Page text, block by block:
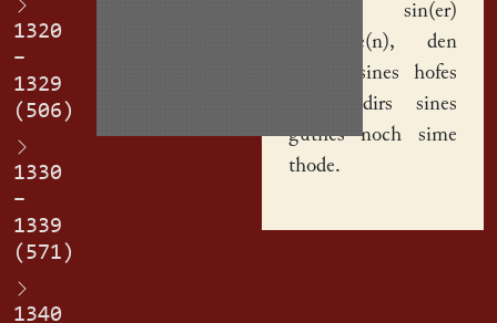
1320
–
1329
(506)
1330
–
1339
(571)
1340
, sin(er)
husvrowe(n), den
sines hofes
und andirs sines
guthes noch sime
thode.